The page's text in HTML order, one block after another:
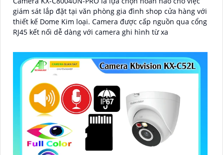
giám sát lắp đặt tại văn phòng gia đình shop cửa hàng với
thiết kế Dome Kim loại. Camera được cấp nguồn qua cổng
RJ45 kết nối dễ dàng với camera ghi hình từ xa